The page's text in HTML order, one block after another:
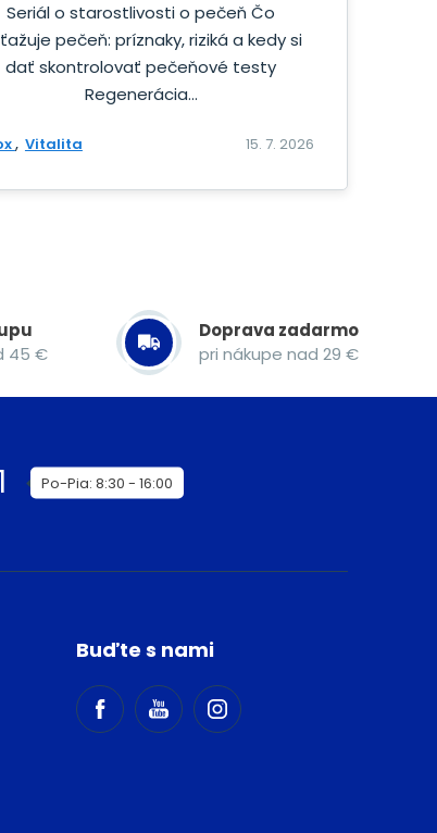
Seriál o starostlivosti o pečeň Čo
pečeň: príznaky, riziká a kedy si
dať skontrolovať pečeňové testy
Regenerácia...
Vitalita 15. 7. 2026
45 €
Doprava zadarmo
pri nákupe nad 29 €
Po-Pia: 8:30 - 16:00
Buďte s nami